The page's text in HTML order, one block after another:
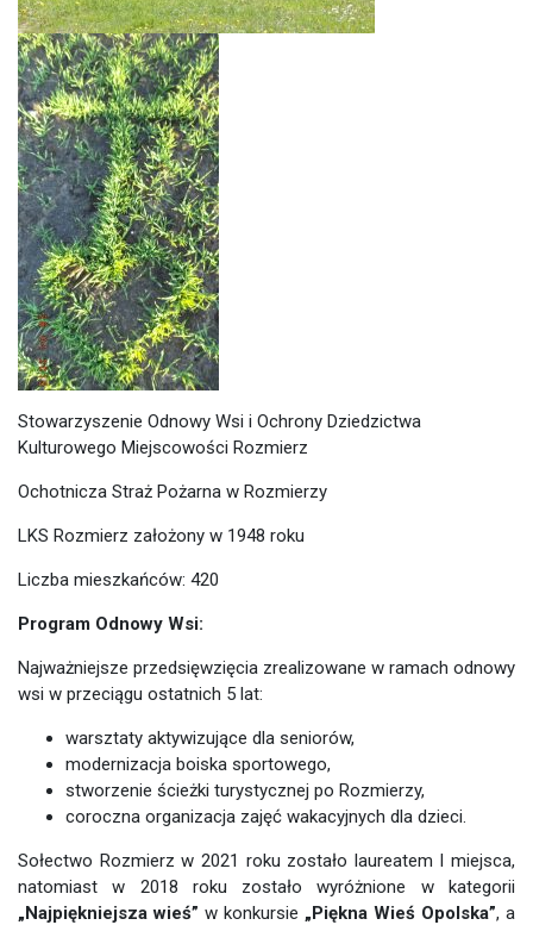
Stowarzyszenie Odnowy Wsi i Ochrony Dziedzictwa
Kulturowego Miejscowości Rozmierz
Ochotnicza Straż Pożarna w Rozmierzy
LKS Rozmierz założony w 1948 roku
Liczba mieszkańców: 420
Program Odnowy Wsi:
Najważniejsze przedsięwzięcia zrealizowane w ramach odnowy
wsi w przeciągu ostatnich 5 lat:
warsztaty aktywizujące dla seniorów,
modernizacja boiska sportowego,
stworzenie ścieżki turystycznej po Rozmierzy,
coroczna organizacja zajęć wakacyjnych dla dzieci.
Sołectwo Rozmierz w 2021 roku zostało laureatem I miejsca,
natomiast w 2018 roku zostało wyróżnione w kategorii
„Najpiękniejsza wieś” w konkursie „Piękna Wieś Opolska”, a